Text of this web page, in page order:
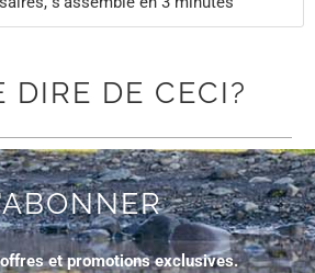
DIRE DE CECI?
et promotions exclusives.